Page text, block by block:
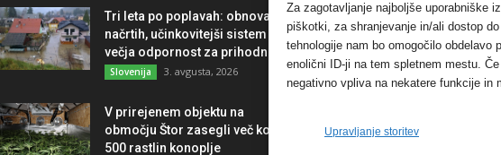
Za zagotavljanje najboljše uporabniške
piškotki, za shranjevanje in/ali dostop
tehnologije nam bo omogočilo obdelavo
enolični ID-ji na tem spletnem mestu.
negativno vpliva na nekatere funkcije in
Upravljanje storitev
Tri leta po poplavah: obnova po
načrtih, učinkovitejši sistem in
večja odpornost za prihodnost
Slovenija 3. avgusta, 2026
V prirejenem objektu na
območju Štor zasegli več kot
500 rastlin konoplje
Dogodki
FOTO: